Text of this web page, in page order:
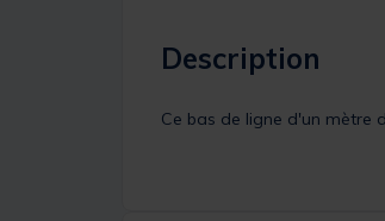
Description
Ce bas de ligne d'un mètre